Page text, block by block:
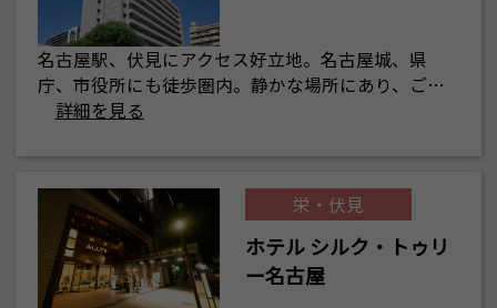
名古屋駅、伏見にアクセス好立地。名古屋城、県
庁、市役所にも徒歩圏内。静かな場所にあり、ご…
詳細を見る
栄・伏見
ホテル シルク・トゥリ
ー名古屋